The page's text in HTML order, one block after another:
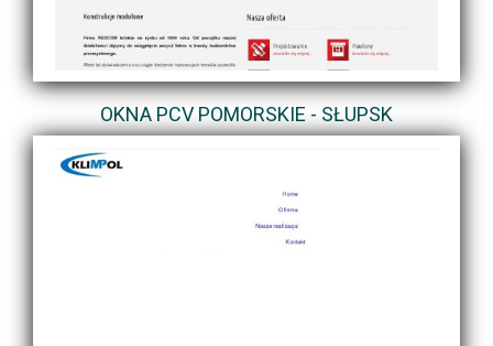
OKNA PCV POMORSKIE - SŁUPSK